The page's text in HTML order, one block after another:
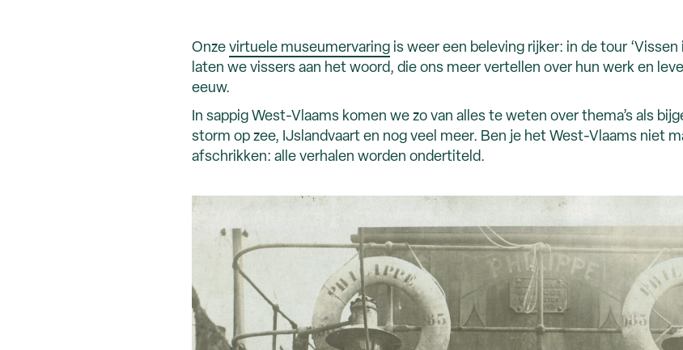
Onze virtuele museumervaring is weer een beleving rijker: in de tour
laten we vissers aan het woord, die ons meer vertellen over hun werk en
eeuw.
In sappig West-Vlaams komen we zo van alles te weten over thema’s als
storm op zee, IJslandvaart en nog veel meer. Ben je het West-Vlaams niet
afschrikken: alle verhalen worden ondertiteld.